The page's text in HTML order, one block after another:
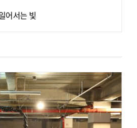
어서는 빛